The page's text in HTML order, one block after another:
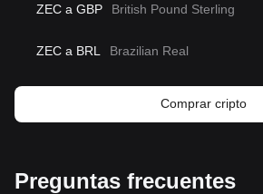
ZEC a GBP British Pound Sterling
ZEC a BRL Brazilian Real
Comprar cripto
Preguntas frecuentes